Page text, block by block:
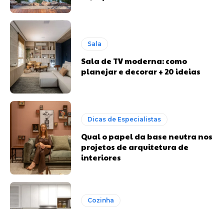
Sala
Sala de TV moderna: como
planejar e decorar + 20 ideias
Dicas de Especialistas
Qual o papel da base neutra nos
projetos de arquitetura de
interiores
Cozinha